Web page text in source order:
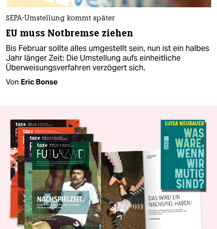
SEPA-Umstellung kommt später
EU muss Notbremse ziehen
Bis Februar sollte alles umgestellt sein, nun ist ein halbes
Jahr länger Zeit: Die Umstellung aufs einheitliche
Überweisungsverfahren verzögert sich.
Von Eric Bonse